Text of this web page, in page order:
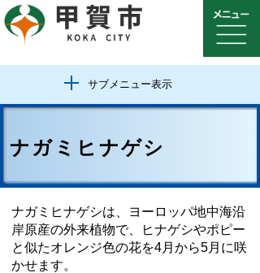
サブメニュー表示
ナガミヒナゲシ
ナガミヒナゲシは、ヨーロッパ地中海沿
岸原産の外来植物で、ヒナゲシやポピー
と似たオレンジ色の花を4月から5月に咲
かせます。